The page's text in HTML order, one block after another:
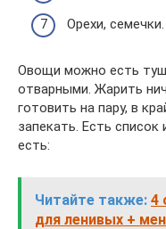
Орехи, семечки.
Овощи можно есть
отварными. Жарить
готовить на пару, в
запекать. Есть
есть:
Читайте также: 4
для ленивых +